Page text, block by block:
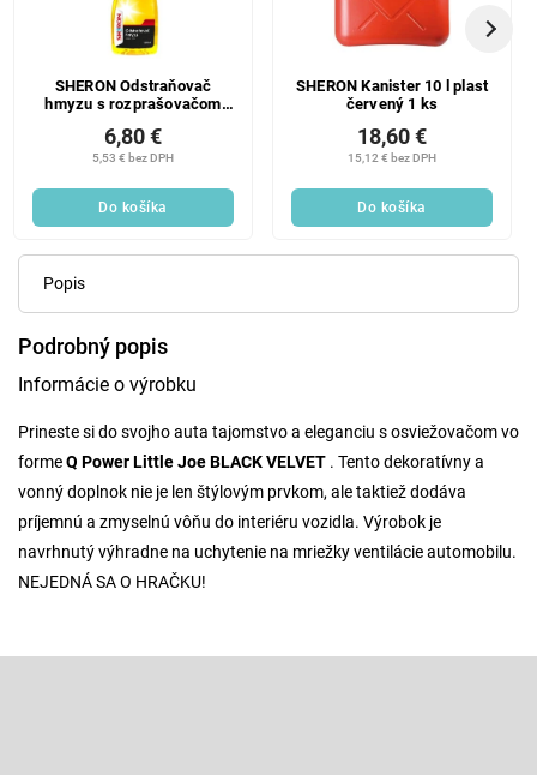
SHERON Odstraňovač
hmyzu s rozprašovačom
5,53 € bez DPH
6,80 €
Do košíka
SHERON Kanister 10 l plast
červený 1 ks
15,12 € bez DPH
18,60 €
Do košíka
Popis
Podrobný popis
Informácie o výrobku
Prineste si do svojho auta tajomstvo a eleganciu s osviežovačom vo
formeQ Power Little Joe BLACK VELVET . Tento dekoratívny a
vonný doplnok nie je len štýlovým prvkom, ale taktiež dodáva
príjemnú a zmyselnú vôňu do interiéru vozidla. Výrobok je
navrhnutý výhradne na uchytenie na mriežky ventilácie automobilu.
NEJEDNÁ SA O HRAČKU!